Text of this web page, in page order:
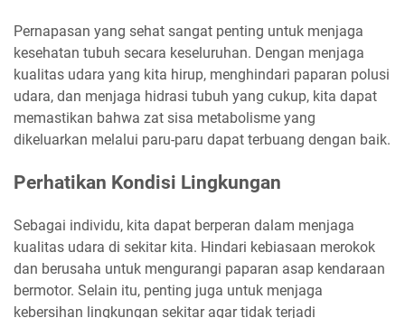
Pernapasan yang sehat sangat penting untuk menjaga
kesehatan tubuh secara keseluruhan. Dengan menjaga
kualitas udara yang kita hirup, menghindari paparan polusi
udara, dan menjaga hidrasi tubuh yang cukup, kita dapat
memastikan bahwa zat sisa metabolisme yang
dikeluarkan melalui paru-paru dapat terbuang dengan baik.
Perhatikan Kondisi Lingkungan
Sebagai individu, kita dapat berperan dalam menjaga
kualitas udara di sekitar kita. Hindari kebiasaan merokok
dan berusaha untuk mengurangi paparan asap kendaraan
bermotor. Selain itu, penting juga untuk menjaga
kebersihan lingkungan sekitar agar tidak terjadi